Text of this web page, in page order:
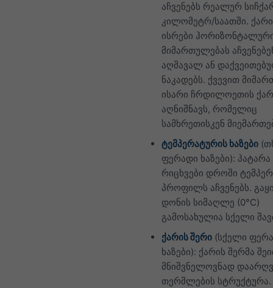
აჩვენებს რეალურ
კილომეტრ/საათში.
ისრები
მიმართულებას
აღმავალ ან
ნაკადებს. ქვევით
ისარი ჩრდილოეთის
აღნიშნავს, რომელიც
სამხრეთისკენ
ტემპერატურის ხაზები
ფერადი ხაზები):
რიცხვები დროში
პროფილს აჩვენებს.
დონის სიმაღლე (0°C)
გამოსახულია სქელი
ქარის შერი (სქელი
ხაზები): ქარის შერმა
მნიშვნელოვნად
თერმლების